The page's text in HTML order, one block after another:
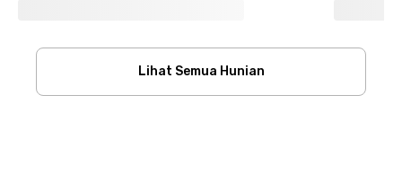
Lihat Semua Hunian